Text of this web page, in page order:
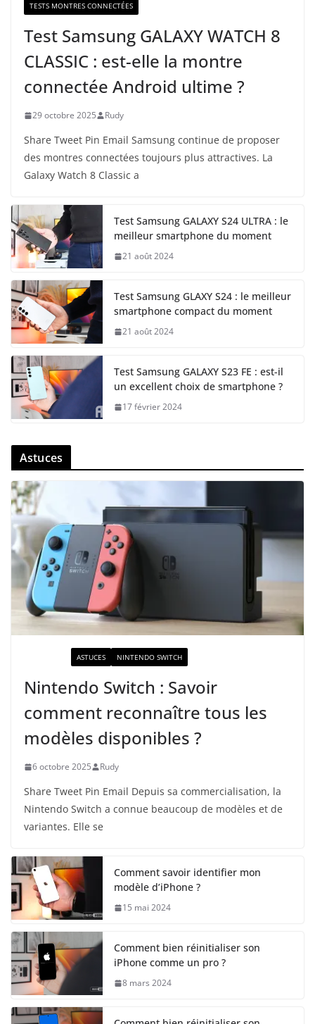
TESTS MONTRES CONNECTÉES
Test Samsung GALAXY WATCH 8
CLASSIC : est-elle la montre
connectée Android ultime ?
29 octobre 2025 Rudy
Share Tweet Pin Email Samsung continue de proposer
des montres connectées toujours plus attractives. La
Galaxy Watch 8 Classic a
Test Samsung GALAXY S24 ULTRA : le
meilleur smartphone du moment
21 août 2024
Test Samsung GLAXY S24 : le meilleur
smartphone compact du moment
21 août 2024
Test Samsung GALAXY S23 FE : est-il
un excellent choix de smartphone ?
17 février 2024
Astuces
ASTUCES NINTENDO SWITCH
Nintendo Switch : Savoir
comment reconnaître tous les
modèles disponibles ?
6 octobre 2025 Rudy
Share Tweet Pin Email Depuis sa commercialisation, la
Nintendo Switch a connue beaucoup de modèles et de
variantes. Elle se
Comment savoir identifier mon
modèle d’iPhone ?
15 mai 2024
Comment bien réinitialiser son
iPhone comme un pro ?
8 mars 2024